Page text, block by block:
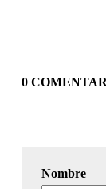
0
Nombre